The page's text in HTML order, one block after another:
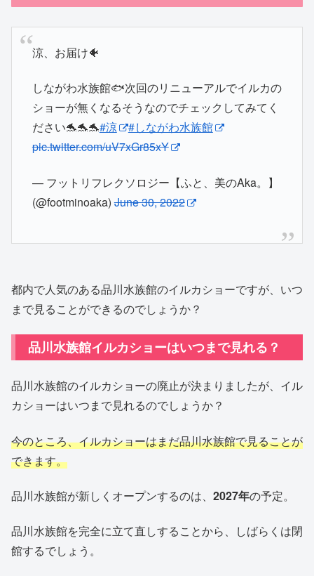
涼、お届け🐠
しながわ水族館🐟️次回のリニューアルでイルカの
ショーが無くなるそうなのでチェックしてみてく
ださい🐬🐬🐬#涼
#しながわ水族館
pic.twitter.com/uV7xGr85xY
— フットリフレクソロジー【ふと、美のAka。】
(@footminoaka)June 30, 2022
都内で人気のある品川水族館のイルカショーですが、いつ
まで見ることができるのでしょうか？
品川水族館イルカショーはいつまで見れる？
品川水族館のイルカショーの廃止が決まりましたが、イル
カショーはいつまで見れるのでしょうか？
今のところ、イルカショーはまだ品川水族館で見ることが
できます。
品川水族館が新しくオープンするのは、 2027年の予定。
品川水族館を完全に立て直しすることから、しばらくは閉
館するでしょう。